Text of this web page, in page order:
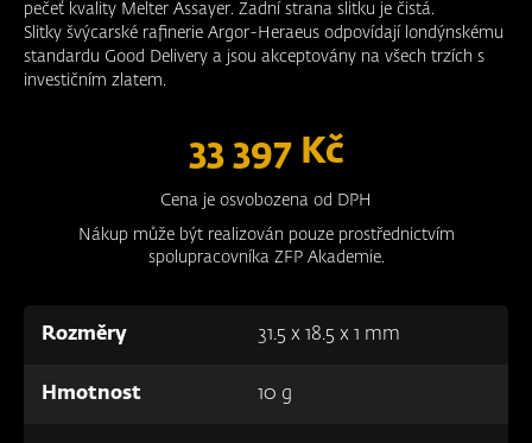
pečeť kvality Melter Assayer. Zadní strana slitku je čistá.
Slitky švýcarské rafinerie Argor-Heraeus odpovídají londýnskému
standardu Good Delivery a jsou akceptovány na všech trzích s
investičním zlatem.
33 397 Kč
Cena je osvobozena od DPH
Nákup může být realizován pouze prostřednictvím
spolupracovníka ZFP Akademie.
Rozměry 31.5 x 18.5 x 1 mm
Hmotnost 10 g